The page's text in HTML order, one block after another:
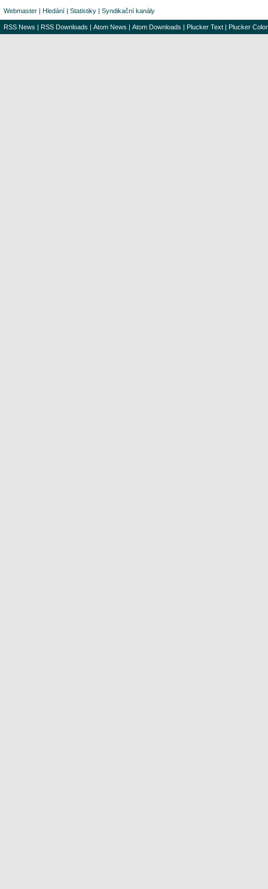
Webmaster | Hledání | Statistiky | Syndikační kanály
RSS News | RSS Downloads | Atom News | Atom Downloads | Plucker Text | Plucker Color